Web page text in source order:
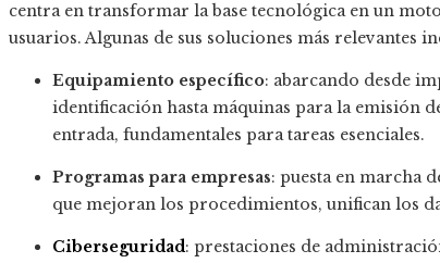
centra en transformar la base tecnológica en un
usuarios. Algunas de sus soluciones más relevantes
Equipamiento específico: abarcando desde
identificación hasta máquinas para la emisión
entrada, fundamentales para tareas esenciales.
Programas para empresas: puesta en marcha
que mejoran los procedimientos, unifican los
Ciberseguridad: prestaciones de